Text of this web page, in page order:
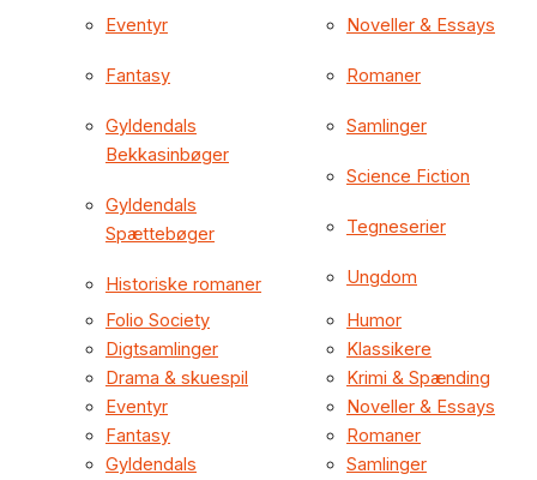
Eventyr
Fantasy
Gyldendals
Bekkasinbøger
Gyldendals
Spættebøger
Historiske romaner
Noveller & Essays
Romaner
Samlinger
Science Fiction
Tegneserier
Ungdom
Folio Society
Digtsamlinger
Drama & skuespil
Eventyr
Fantasy
Gyldendals
Humor
Klassikere
Krimi & Spænding
Noveller & Essays
Romaner
Samlinger